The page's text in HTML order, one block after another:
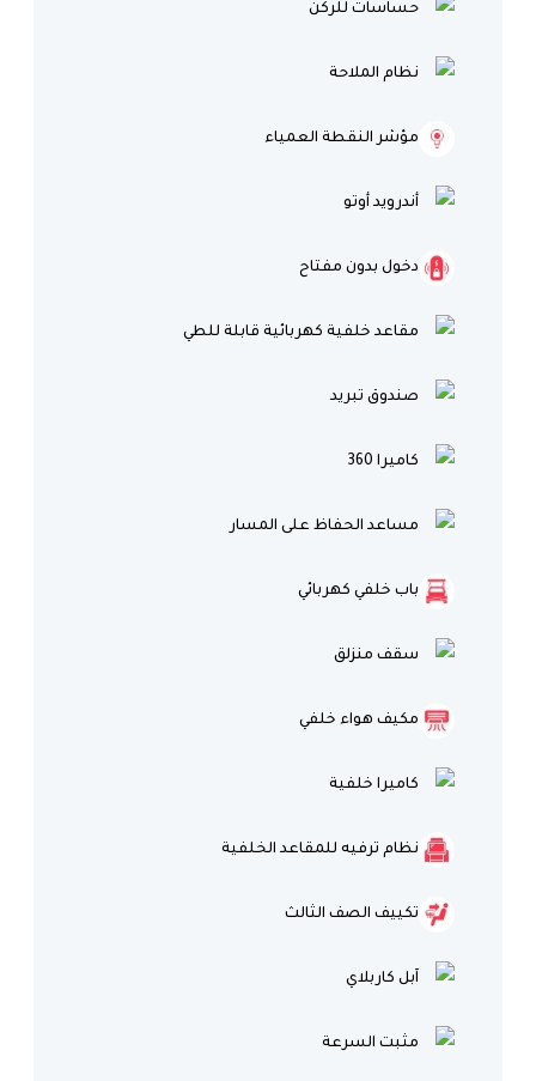
حساسات للركن
نظام الملاحة
مؤشر النقطة العمياء
أندرويد أوتو
دخول بدون مفتاح
مقاعد خلفية كهربائية قابلة للطي
صندوق تبريد
كاميرا 360
مساعد الحفاظ على المسار
باب خلفي كهربائي
سقف منزلق
مكيف هواء خلفي
كاميرا خلفية
نظام ترفيه للمقاعد الخلفية
تكييف الصف الثالث
آبل كاربلاي
مثبت السرعة